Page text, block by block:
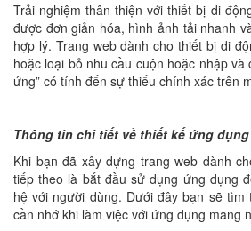
Trải nghiệm thân thiện với thiết bị di
được đơn giản hóa, hình ảnh tải nhanh
hợp lý. Trang web dành cho thiết bị di
hoặc loại bỏ nhu cầu cuộn hoặc nhập và
ứng” có tính đến sự thiếu chính xác trên
Thông tin chi tiết về thiết kế ứng dụng
Khi bạn đã xây dựng trang web dành
tiếp theo là bắt đầu sử dụng ứng dụng
hệ với người dùng. Dưới đây bạn sẽ tìm
cần nhớ khi làm việc với ứng dụng mang